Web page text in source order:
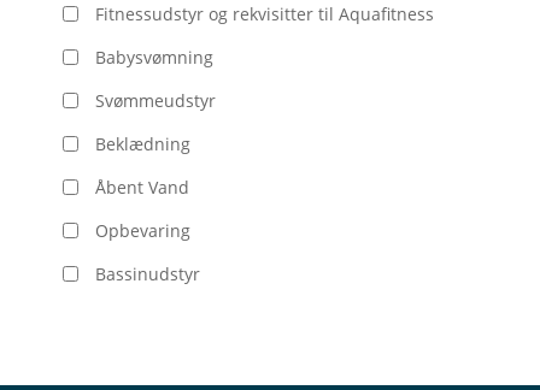
Fitnessudstyr og rekvisitter til Aquafitness
Babysvømning
Svømmeudstyr
Beklædning
Åbent Vand
Opbevaring
Bassinudstyr